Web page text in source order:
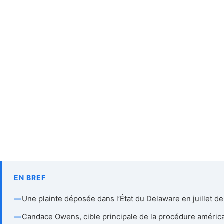
EN BREF
—Une plainte déposée dans l’État du Delaware en juillet
—Candace Owens, cible principale de la procédure